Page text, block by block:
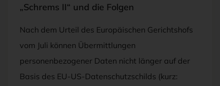
„Schrems II“ und die Folgen
Nach dem Urteil des Europäischen Gerichtshofs
vom Juli können Übermittlungen
personenbezogener Daten nicht länger auf der
Basis des EU-US-Datenschutzschilds (kurz: